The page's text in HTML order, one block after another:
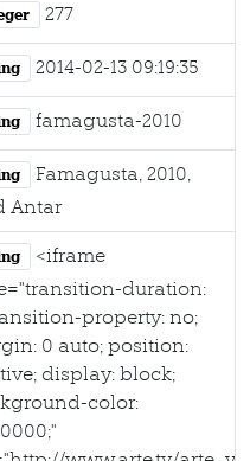
277
2014-02-13 09:19:35
famagusta-2010
Famagusta, 2010,
Antar
<iframe
duration:
property: no;
0 auto; position:
display: block;
color: